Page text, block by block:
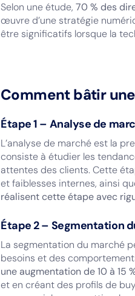
Selon une étude, 70 % des
œuvre d’une stratégie
être significatifs lorsque la
Comment bâtir
Étape 1 – Analyse de
L’analyse de marché est la
consiste à étudier les
attentes des clients. Cette
et faiblesses internes, ainsi
réalisent cette étape avec
Étape 2 – Segmentation
La segmentation du marché
besoins et des
une augmentation de 10 à 15
et en créant des profils de